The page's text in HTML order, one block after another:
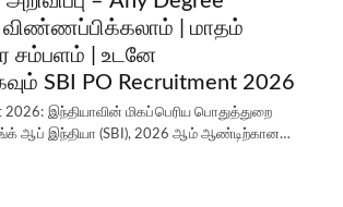
விண்ணப்பிக்கலாம் | மாதம்
சம்பளம் | உடனே
SBI PO Recruitment 2026
2026: இந்தியாவின் மிகப்பெரிய பொதுத்துறை
ஆப் இந்தியா (SBI), 2026 ஆம் ஆண்டிற்கான…